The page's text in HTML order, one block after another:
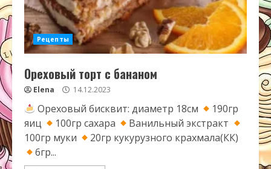
Рецепты
Ореховый торт с бананом
Elena 14.12.2023
Ореховый бисквит: диаметр 18см
190гр
яиц
100гр сахара
Ванильный экстракт
100гр муки
20гр кукурузного крахмала(КК)
6гр...